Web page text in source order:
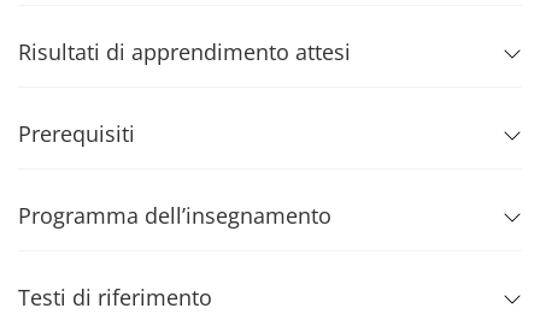
Risultati di apprendimento attesi
Prerequisiti
Programma dell’insegnamento
Testi di riferimento